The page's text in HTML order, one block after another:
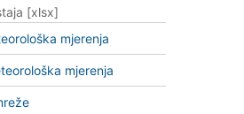
[xlsx]
mjerenja
mjerenja